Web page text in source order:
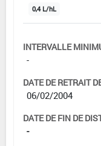
0,4 L/hL
INTERVALLE
-
DATE DE RETRAIT
06/02/2004
DATE DE FIN DE
-